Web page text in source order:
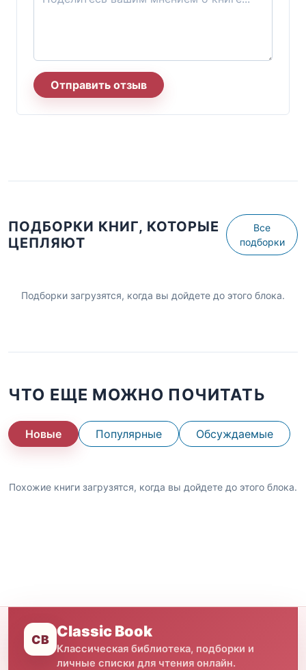
Отправить отзыв
ПОДБОРКИ КНИГ, КОТОРЫЕ
ЦЕПЛЯЮТ
Все
подборки
Подборки загрузятся, когда вы дойдете до этого блока.
ЧТО ЕЩЕ МОЖНО ПОЧИТАТЬ
Новые Популярные Обсуждаемые
Похожие книги загрузятся, когда вы дойдете до этого блока.
CB Classic Book
Классическая библиотека, подборки и
личные списки для чтения онлайн.